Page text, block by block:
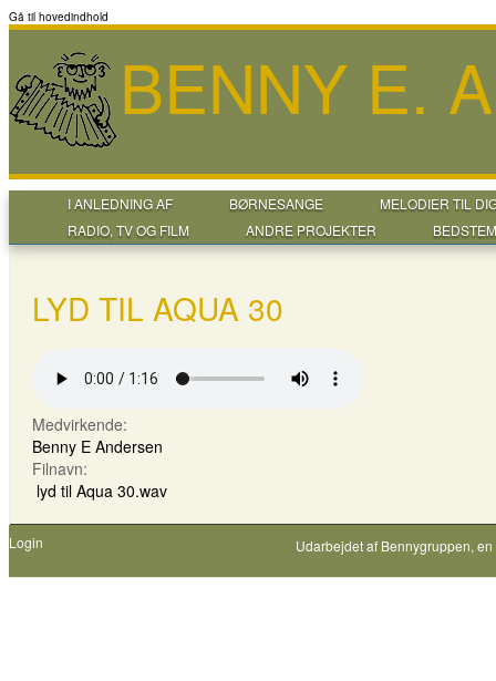
Gå til hovedindhold
BENNY E.
I ANLEDNING AF BØRNESANGE
MELODIER TIL
RADIO, TV OG FILM
ANDRE PROJEKTER
LYD TIL AQUA 30
Medvirkende:
Benny E Andersen
Filnavn:
lyd til Aqua 30.wav
Login Udarbejdet af Bennygruppen,